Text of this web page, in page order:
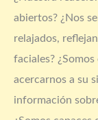
abiertos? ¿Nos
relajados,
faciales?
acercarnos a su
información